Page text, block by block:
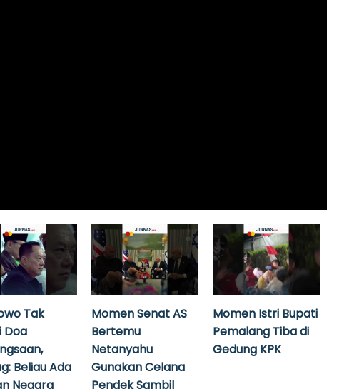
Tak
Doa
Beliau Ada
Negara
Momen Senat AS
Bertemu
Netanyahu
Gunakan Celana
Pendek Sambil
Momen Istri Bupati
Pemalang Tiba di
Gedung KPK